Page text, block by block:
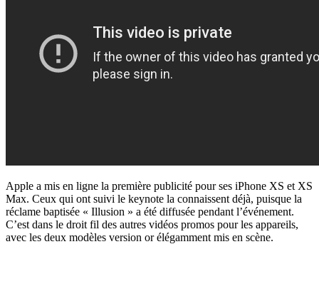
Apple a mis en ligne la première publicité pour ses iPhone XS et XS
Max. Ceux qui ont suivi le keynote la connaissent déjà, puisque la
réclame baptisée « Illusion » a été diffusée pendant l’événement.
C’est dans le droit fil des autres vidéos promos pour les appareils,
avec les deux modèles version or élégamment mis en scène.